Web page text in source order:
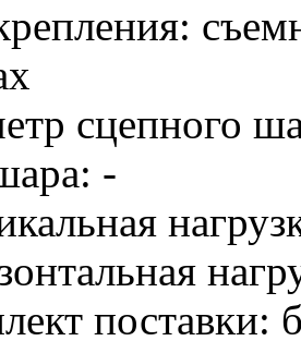
сцепного
-
поставки: